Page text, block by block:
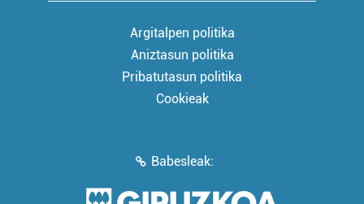
Argitalpen politika
Aniztasun politika
Pribatutasun politika
Cookieak
Babesleak: